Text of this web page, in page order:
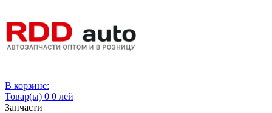
В корзине:
Товар(ы) 0 0 лей
Запчасти